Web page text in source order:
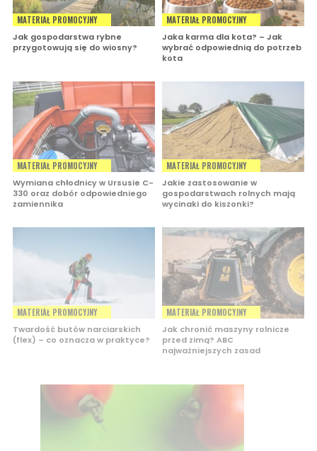
MATERIAŁ PROMOCYJNY
Jak gospodarstwa rybne
przygotowują się do wiosny?
MATERIAŁ PROMOCYJNY
Jaka karma dla kota? – Jak
wybrać odpowiednią do potrzeb
kota
MATERIAŁ PROMOCYJNY
Wymiana chłodnicy w Ursusie C-
330 oraz dobór odpowiedniego
zamiennika
MATERIAŁ PROMOCYJNY
Jakie zastosowanie w
gospodarstwach rolnych mają
wycinaki do kiszonki?
MATERIAŁ PROMOCYJNY
Twardość butów narciarskich
(flex) – co oznacza w praktyce?
MATERIAŁ PROMOCYJNY
Jak chronić maszyny rolnicze
przed zimą? ABC
najważniejszych zasad